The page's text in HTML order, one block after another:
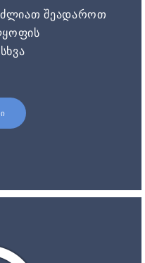
შეადაროთ